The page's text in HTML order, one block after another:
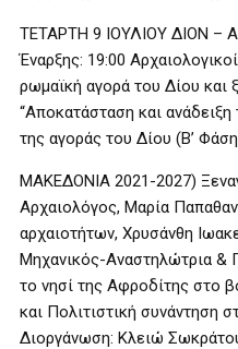
ΤΕΤΑΡΤΗ 9 ΙΟΥΛΙΟΥ ΔΙΟΝ –
Έναρξης: 19:00
ρωμαϊκή αγορά του Δίου και
“Αποκατάσταση και
της αγοράς του Δίου (Β’
ΜΑΚΕΔΟΝΙΑ 2021-2027)
Αρχαιολόγος, Μαρία
αρχαιοτήτων, Χρυσάνθη
Μηχανικός-Αναστηλώτρια &
το νησί της Αφροδίτης στο
και Πολιτιστική συνάντηση
Διοργάνωση: Κλειώ